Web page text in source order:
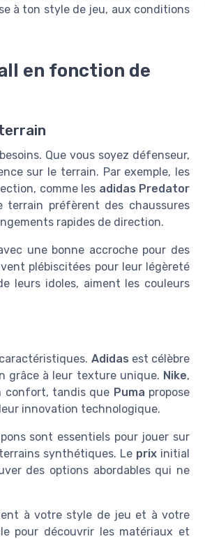
à ton style de jeu, aux conditions
en fonction de
Que vous soyez défenseur,
sur le terrain. Par exemple, les
comme les adidas Predator
terrain préfèrent des chaussures
rapides de direction.
une bonne accroche pour des
plébiscitées pour leur légèreté
leurs idoles, aiment les couleurs
Adidas est célèbre
grâce à leur texture unique. Nike,
confort, tandis que Puma propose
innovation technologique.
sont essentiels pour jouer sur
synthétiques. Le prixinitial
des options abordables qui ne
à votre style de jeu et à votre
pour découvrir les matériaux et